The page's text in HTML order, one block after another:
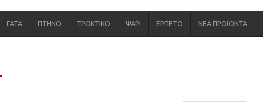
ΓΑΤΑ ΠΤΗΝΟ ΤΡΩΚΤΙΚΟ ΨΑΡΙ ΕΡΠΕΤΟ ΝΕΑ ΠΡΟΪΟΝΤΑ